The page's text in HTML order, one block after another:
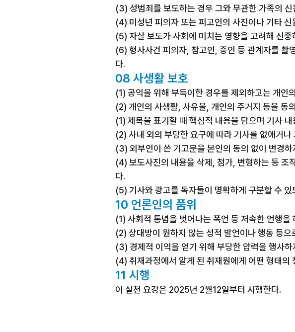
(3) 성범죄를 보도하는 경우 그와 무관한 가족의 신
(4) 미성년 피의자 또는 피고인의 사진이나 기타
(5) 자살 보도가 사회에 미치는 영향을 고려해 신
(6) 형사사건 피의자, 참고인, 증인 등 관계자를 촬
다.
08 사생활 보호
(1) 공익을 위해 부득이한 경우를 제외하고는 개인
(2) 개인의 사생활, 사유물, 개인의 주거지 등을 동
(1) 제목을 표기할 때 핵심적 내용을 담으며 기사
(2) 사내 외의 부당한 요구에 따라 기사를 없애거
(3) 외부인이 쓴 기고문을 본인의 동의 없이 변경하
(4) 보도사진의 내용을 삭제, 첨가, 변형하는 등 조
다.
(5) 기사와 광고를 독자들이 명확하게 구분할 수 있
10 언론인의 품위
(1) 사회적 통념을 벗어나는 폭언 등 저속한 언행을
(2) 상대방이 원하지 않는 성적 발언이나 행동 등
(3) 경제적 이익을 얻기 위해 부당한 압력을 행사하
(4) 취재과정에서 알게 된 취재원에게 어떤 형태의
11 시행
이 실천 요강은 2025년 2월12일부터 시행한다.